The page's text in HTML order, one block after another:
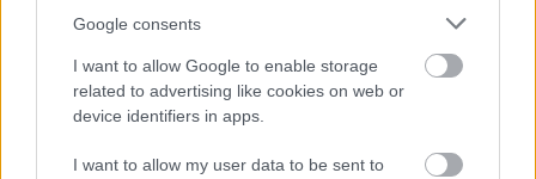
Google consents
I want to allow Google to enable storage
related to advertising like cookies on web or
device identifiers in apps.
I want to allow my user data to be sent to
VILÁGVISZONYLATBAN IS JELENTŐS RÉGÉSZETI